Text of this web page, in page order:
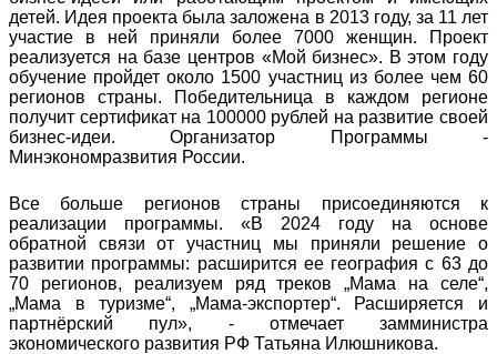
детей. Идея проекта была заложена в 2013 году, за 11 лет
участие в ней приняли более 7000 женщин. Проект
реализуется на базе центров «Мой бизнес». В этом году
обучение пройдет около 1500 участниц из более чем 60
регионов страны. Победительница в каждом регионе
получит сертификат на 100000 рублей на развитие своей
бизнес-идеи. Организатор Программы -
Минэкономразвития России.
Все больше регионов страны присоединяются к
реализации программы. «В 2024 году на основе
обратной связи от участниц мы приняли решение о
развитии программы: расширится ее география с 63 до
70 регионов, реализуем ряд треков „Мама на селе“,
„Мама в туризме“, „Мама-экспортер“. Расширяется и
партнёрский пул», - отмечает замминистра
экономического развития РФ Татьяна Илюшникова.